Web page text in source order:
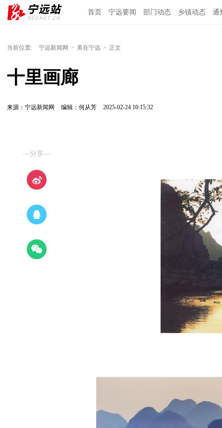
首页 宁远要闻 部门动态 乡镇动态 通
当前位置: 宁远新闻网 > 美在宁远 > 正文
十里画廊
来源：宁远新闻网 编辑：何从芳 2025-02-24 10:15:32
—分享—